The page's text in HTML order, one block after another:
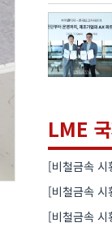
차세대
LME